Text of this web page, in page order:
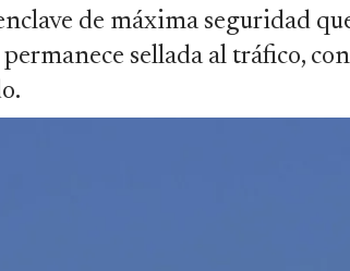
de máxima seguridad
sellada al tráfico,